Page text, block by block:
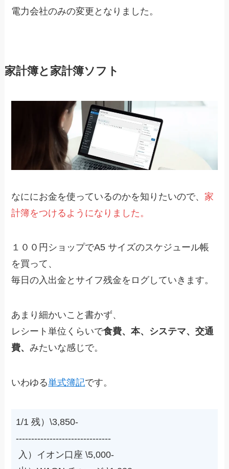
電力会社のみの変更となりました。
家計簿と家計簿ソフト
なににお金を使っているのかを知りたいので、 家
計簿をつけるようになりました。
１００円ショップでA5 サイズのスケジュール帳
を買って、
毎日の入出金とサイフ残金をログしていきます。
あまり細かいこと書かず、
レシート単位くらいで食費、本、システマ、交通
費、みたいな感じで。
いわゆる単式簿記です。
1/1 残）\3,850-
-------------------------------